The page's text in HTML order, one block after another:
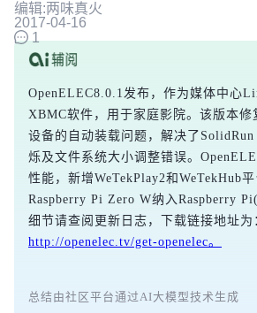
编辑:两味真火
2017-04-16
1
OpenELEC8.0.1发布，作为媒体中心
XBMC软件，用于家庭影院。该版本修
设备的自动装载问题，解决了
烁及文件系统大小调整错误。
性能，新增WeTekPlay2和WeTekHub
Raspberry Pi Zero W纳入Raspberry
细节请查阅更新日志，下载链接地址为
http://openelec.tv/get-openelec。
总结由社区平台通过AI大模型技术生成